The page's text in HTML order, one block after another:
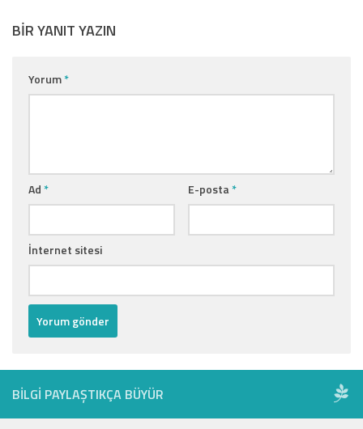
BIR YANIT YAZIN
Yorum*
Ad* E-posta*
İnternet sitesi
BILGI PAYLAŞTIKÇA BÜYÜR